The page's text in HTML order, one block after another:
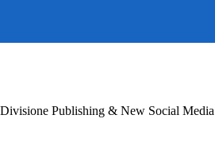
Publishing & New Social Media